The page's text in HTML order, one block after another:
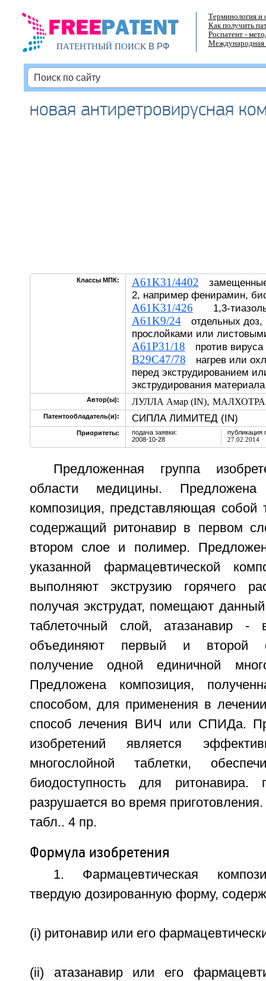
ПАТЕНТНЫЙ ПОИСКВ РФ
Терминология и
Как получить
Роспатент -
Международная
новая антиретровирусная
Классы МПК: A61K31/4402 замещенные
2, например фенирамин,
A61K31/426 1,3-
A61K9/24отдельных доз,
прослойками или
A61P31/18 против
B29C47/78 нагрев или
перед экструдированием
экструдирования материала
Автор(ы): ЛУЛЛА Амар (IN), МАЛХОТРА
Патентообладатель(и): СИПЛА ЛИМИТЕД (IN)
Приоритеты:
подача заявки:
2008-10-28
публикация
27.02.2014
Предложенная группа
области медицины. Предложена
композиция, представляющая собой
содержащий ритонавир в первом
втором слое и полимер.
указанной фармацевтической
выполняют экструзию горячего
получая экструдат, помещают
таблеточный слой, атазанавир
объединяют первый и второй
получение одной единичной
Предложена композиция,
способом, для применения в
способ лечения ВИЧ или СПИДа.
изобретений является
многослойной таблетки,
биодоступность для ритонавира.
разрушается во время
табл.. 4 пр.
Формула изобретения
1. Фармацевтическая
твердую дозированную форму,
(i) ритонавир или его
(ii) атазанавир или его